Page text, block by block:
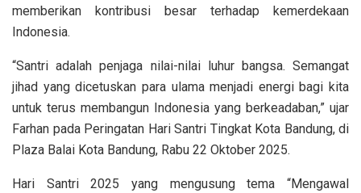
memberikan kontribusi besar terhadap kemerdekaan
Indonesia.
“Santri adalah penjaga nilai-nilai luhur bangsa. Semangat
jihad yang dicetuskan para ulama menjadi energi bagi kita
untuk terus membangun Indonesia yang berkeadaban,” ujar
Farhan pada Peringatan Hari Santri Tingkat Kota Bandung, di
Plaza Balai Kota Bandung, Rabu 22 Oktober 2025.
Hari Santri 2025 yang mengusung tema “Mengawal